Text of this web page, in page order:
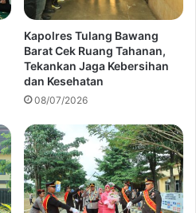
Kapolres Tulang Bawang
Barat Cek Ruang Tahanan,
Tekankan Jaga Kebersihan
dan Kesehatan
08/07/2026